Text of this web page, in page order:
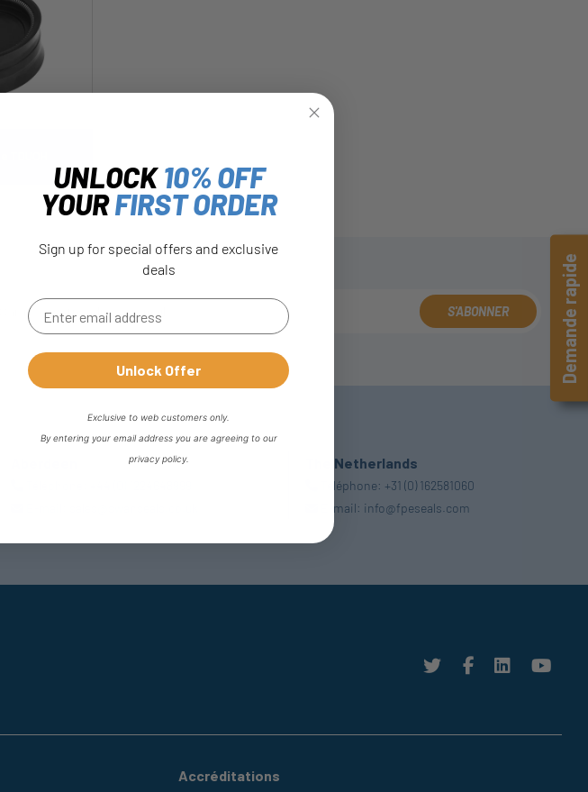
S'ABONNER
The Netherlands
Téléphone: +31 (0) 162581060
E-mail: info@fpeseals.com
Accréditations
Demande rapide
UNLOCK10% OFF
YOURFIRST ORDER
Sign up for special offers and exclusive
deals
Unlock Offer
Exclusive to web customers only.
By entering your email address you are agreeing to our
privacy policy.